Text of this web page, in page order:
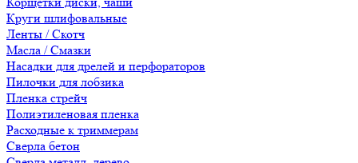
Круги шлифовальные
Ленты / Скотч
Масла / Смазки
Насадки для дрелей и перфораторов
Пилочки для лобзика
Пленка стрейч
Полиэтиленовая пленка
Расходные к триммерам
Сверла бетон